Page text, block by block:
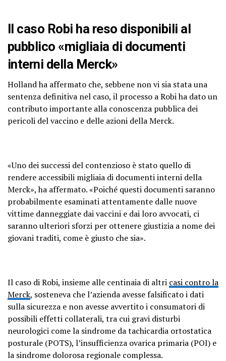
Il caso Robi ha reso disponibili al
pubblico «migliaia di documenti
interni della Merck»
Holland ha affermato che, sebbene non vi sia stata una
sentenza definitiva nel caso, il processo a Robi ha dato un
contributo importante alla conoscenza pubblica dei
pericoli del vaccino e delle azioni della Merck.
«Uno dei successi del contenzioso è stato quello di
rendere accessibili migliaia di documenti interni della
Merck», ha affermato. «Poiché questi documenti saranno
probabilmente esaminati attentamente dalle nuove
vittime danneggiate dai vaccini e dai loro avvocati, ci
saranno ulteriori sforzi per ottenere giustizia a nome dei
giovani traditi, come è giusto che sia».
Il caso di Robi, insieme alle centinaia di altri casi contro la
Merck, sosteneva che l’azienda avesse falsificato i dati
sulla sicurezza e non avesse avvertito i consumatori di
possibili effetti collaterali, tra cui gravi disturbi
neurologici come la sindrome da tachicardia ortostatica
posturale (POTS), l’insufficienza ovarica primaria (POI) e
la sindrome dolorosa regionale complessa.